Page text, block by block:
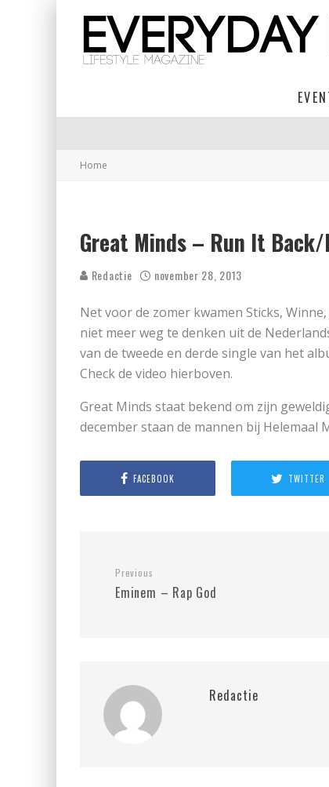
Home
Great Minds – Run It Back/
Redactie november 28, 2013
Net voor de zomer kwamen Sticks,
niet meer weg te denken uit de
van de tweede en derde single van het
Check de video hierboven.
Great Minds staat bekend om zijn
december staan de mannen bij Helemaal
FACEBOOK TWITTER
Previous
Eminem – Rap God
Redactie